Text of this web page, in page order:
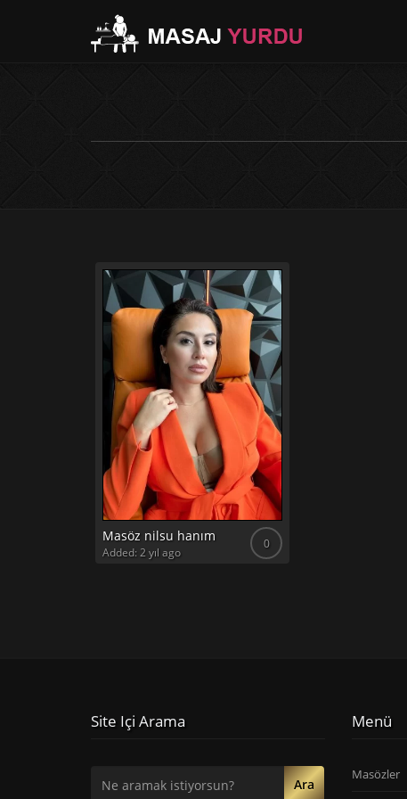
Masöz nilsu hanım 0
Added: 2 yıl ago
Site Içi Arama
Ara
Menü
Masözler